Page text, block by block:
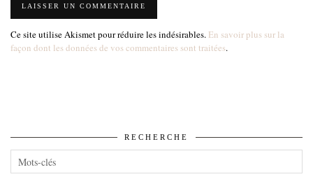
Ce site utilise Akismet pour réduire les indésirables. En savoir plus sur la
façon dont les données de vos commentaires sont traitées.
RECHERCHE